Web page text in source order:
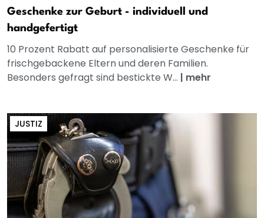
Geschenke zur Geburt - individuell und
handgefertigt
10 Prozent Rabatt auf personalisierte Geschenke für
frischgebackene Eltern und deren Familien.
Besonders gefragt sind bestickte W... | mehr
JUSTIZ